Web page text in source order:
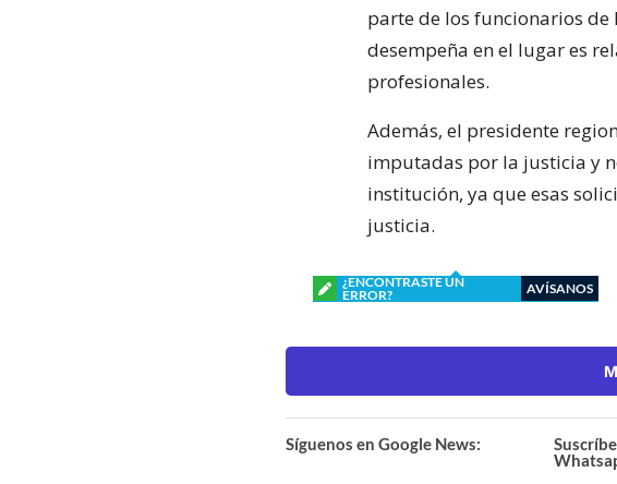
parte de los funcionarios
desempeña en el lugar es
profesionales.
Además, el presidente
imputadas por la justicia y
institución, ya que esas
justicia.
¿ENCONTRASTE UN
ERROR?
AVÍSANOS
Síguenos en Google News: